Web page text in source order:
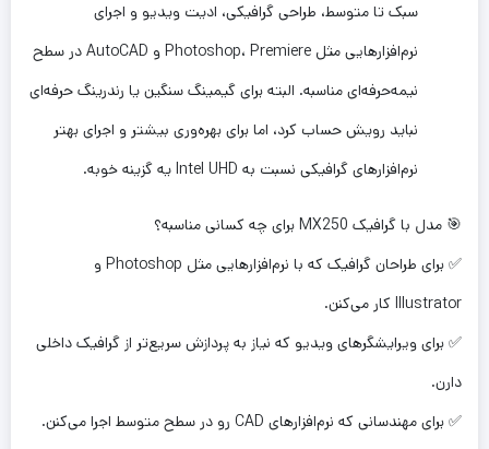
سبک تا متوسط، طراحی گرافیکی، ادیت ویدیو و اجرای
نرم‌افزارهایی مثل Photoshop، Premiere و AutoCAD در سطح
نیمه‌حرفه‌ای مناسبه. البته برای گیمینگ سنگین یا رندرینگ حرفه‌ای
نباید رویش حساب کرد، اما برای بهره‌وری بیشتر و اجرای بهتر
نرم‌افزارهای گرافیکی نسبت به Intel UHD یه گزینه خوبه.
🎯 مدل با گرافیک MX250 برای چه کسانی مناسبه؟
✅ برای طراحان گرافیک که با نرم‌افزارهایی مثل Photoshop و
Illustrator کار می‌کنن.
✅ برای ویرایشگرهای ویدیو که نیاز به پردازش سریع‌تر از گرافیک داخلی
دارن.
✅ برای مهندسانی که نرم‌افزارهای CAD رو در سطح متوسط اجرا می‌کنن.